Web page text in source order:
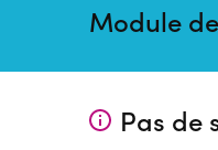
Module
Pas de